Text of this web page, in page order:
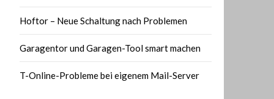
Hoftor – Neue Schaltung nach Problemen
Garagentor und Garagen-Tool smart machen
T-Online-Probleme bei eigenem Mail-Server